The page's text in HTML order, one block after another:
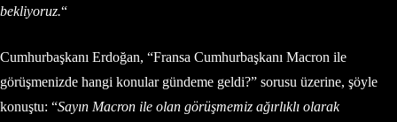
bekliyoruz.“
Cumhurbaşkanı Erdoğan, “Fransa Cumhurbaşkanı Macron ile
görüşmenizde hangi konular gündeme geldi?” sorusu üzerine, şöyle
konuştu: “Sayın Macron ile olan görüşmemiz ağırlıklı olarak